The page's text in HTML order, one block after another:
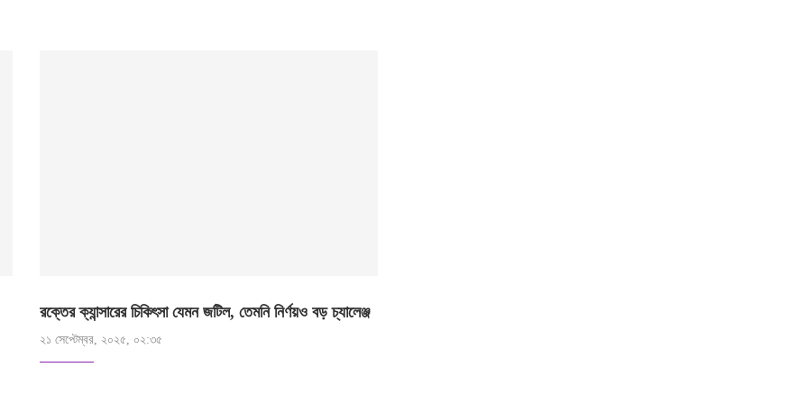
রক্তের ক্যান্সারের চিকিৎসা যেমন জটিল, তেমনি নির্ণয়ও বড় চ্যালেঞ্জ
২১ সেপ্টেম্বর, ২০২৫, ০২:৩৫